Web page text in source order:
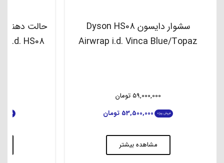
سشوار دایسون Dyson HS08
Airwrap i.d. Vinca Blue/Topaz
59,000,000 تومان
فروش ویژه 53,500,000 تومان
مشاهده بیشتر
فروش ویژه